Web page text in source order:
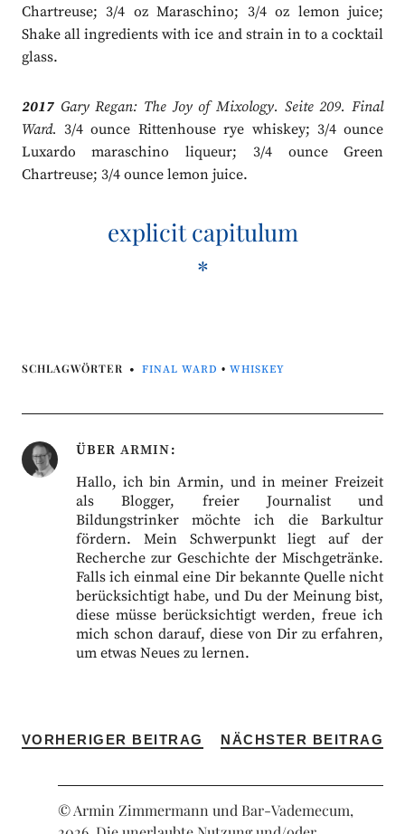
Chartreuse; 3/4 oz Maraschino; 3/4 oz lemon juice;
Shake all ingredients with ice and strain in to a cocktail
glass.
2017Gary Regan: The Joy of Mixology. Seite 209. Final
Ward. 3/4 ounce Rittenhouse rye whiskey; 3/4 ounce
Luxardo maraschino liqueur; 3/4 ounce Green
Chartreuse; 3/4 ounce lemon juice.
explicit capitulum
*
SCHLAGWÖRTER FINAL WARD • WHISKEY
ÜBER ARMIN
Hallo, ich bin Armin, und in meiner Freizeit
als Blogger, freier Journalist und
Bildungstrinker möchte ich die Barkultur
fördern. Mein Schwerpunkt liegt auf der
Recherche zur Geschichte der Mischgetränke.
Falls ich einmal eine Dir bekannte Quelle nicht
berücksichtigt habe, und Du der Meinung bist,
diese müsse berücksichtigt werden, freue ich
mich schon darauf, diese von Dir zu erfahren,
um etwas Neues zu lernen.
VORHERIGER BEITRAG NÄCHSTER BEITRAG
© Armin Zimmermann und Bar-Vademecum,